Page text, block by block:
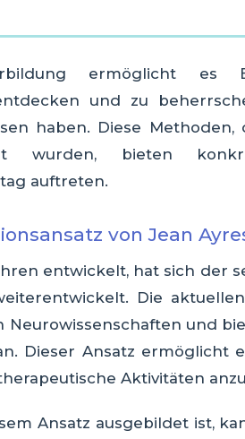
ermöglicht es
und zu
haben. Diese
wurden, bieten
auftreten.
von Jean
entwickelt, hat sich der
Die
Neurowissenschaften und
Dieser Ansatz ermöglicht
Aktivitäten
Ansatz ausgebildet ist,